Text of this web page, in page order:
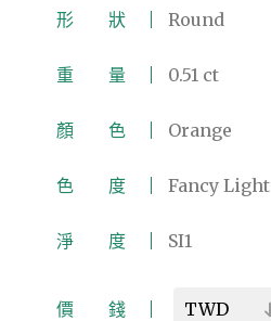
形 狀 Round
重 量 0.51 ct
顏 色 Orange
色 度 Fancy Light
淨 度 SI1
價 錢